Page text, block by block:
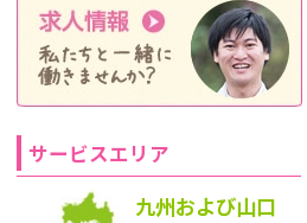
サービスエリア
九州および山口